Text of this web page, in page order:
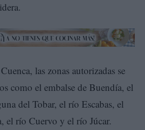
las zonas autorizadas se
como el embalse de Buendía, el
del Tobar, el río Escabas, el
el río Cuervo y el río Júcar.